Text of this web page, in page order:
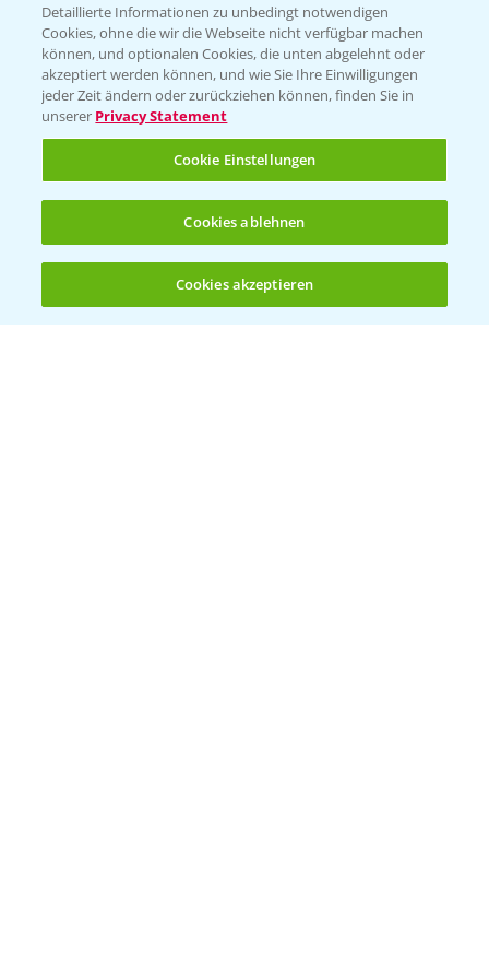
(noch 4)
PAMIRA - Packmittelrücknahme
Sammelstellen und Termine
PRE - Chemikalien sicher entsorgen
Sammelstellen und Termine
Kontakt & Notfall
Detaillierte Informationen zu unbedingt notwendigen
Cookies, ohne die wir die Webseite nicht verfügbar machen
können, und optionalen Cookies, die unten abgelehnt oder
akzeptiert werden können, und wie Sie Ihre Einwilligungen
jeder Zeit ändern oder zurückziehen können, finden Sie in
unserer Privacy Statement
Cookie Einstellungen
Cookies ablehnen
Cookies akzeptieren